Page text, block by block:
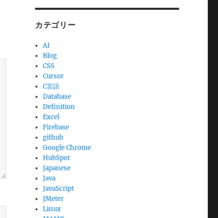
カテゴリー
AI
Blog
CSS
Cursor
C言語
Database
Definition
Excel
Firebase
github
Google Chrome
HubSpot
Japanese
Java
JavaScript
JMeter
Linux